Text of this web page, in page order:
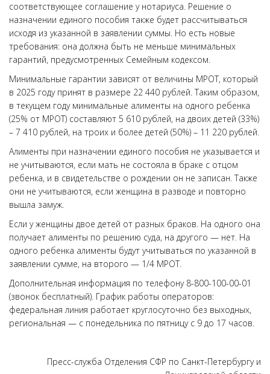
соответствующее соглашение у нотариуса. Решение о
назначении единого пособия также будет рассчитываться
исходя из указанной в заявлении суммы. Но есть новые
требования: она должна быть не меньше минимальных
гарантий, предусмотренных Семейным кодексом.
Минимальные гарантии зависят от величины МРОТ, который
в 2025 году принят в размере 22 440 рублей. Таким образом,
в текущем году минимальные алименты на одного ребенка
(25% от МРОТ) составляют 5 610 рублей, на двоих детей (33%)
– 7 410 рублей, на троих и более детей (50%) – 11 220 рублей.
Алименты при назначении единого пособия не указывается и
не учитываются, если мать не состояла в браке с отцом
ребенка, и в свидетельстве о рождении он не записан. Также
они не учитываются, если женщина в разводе и повторно
вышла замуж.
Если у женщины двое детей от разных браков. На одного она
получает алименты по решению суда, на другого — нет. На
одного ребенка алименты будут учитываться по указанной в
заявлении сумме, на второго — 1/4 МРОТ.
Дополнительная информация по телефону 8-800-100-00-01
(звонок бесплатный). График работы операторов:
федеральная линия работает круглосуточно без выходных,
региональная — с понедельника по пятницу с 9 до 17 часов.
Пресс-служба Отделения СФР по Санкт-Петербургу и